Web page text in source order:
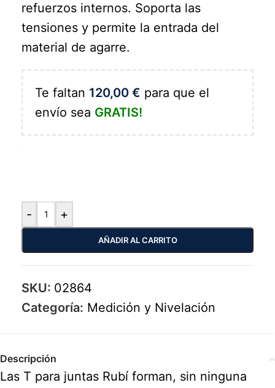
refuerzos internos. Soporta las
tensiones y permite la entrada del
material de agarre.
Te faltan 120,00 € para que el
envío sea GRATIS!
- +
AÑADIR AL CARRITO
SKU: 02864
Categoría: Medición y Nivelación
Descripción
Las T para juntas Rubí forman, sin ninguna